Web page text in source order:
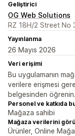
Geliştirici
OG Web Solutions
RZ 18H/2 Street No
Yayınlanma
26 Mayıs 2026
Veri erişimi
Bu uygulamanın
verilere erişmesi
belgesinden öğrenin.
Personel ve katkıda
Mağaza sahibi
Mağaza verilerini
Ürünler, Online